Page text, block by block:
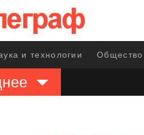
и технологии Общество